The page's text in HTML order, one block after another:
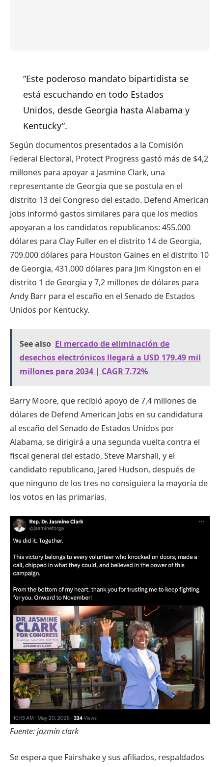
“Este poderoso mandato bipartidista se
está escuchando en todo Estados
Unidos, desde Georgia hasta Alabama y
Kentucky”.
Según documentos presentados a la Comisión
Federal Electoral, Protect Progress gastó más de $4,2
millones para apoyar a Jasmine Clark, una
representante de Georgia que se postula en el
distrito 13 del Congreso del estado. Defend American
Jobs informó gastos similares para que los medios
apoyaran a los candidatos republicanos: 455.000
dólares para Clay Fuller en el distrito 14 de Georgia,
709.000 dólares para Houston Gaines en el distrito 10
de Georgia, 431.000 dólares para Jim Kingston en el
distrito 1 de Georgia y 7,2 millones de dólares para
Andy Barr para el escaño en el Senado de Estados
Unidos por Kentucky.
See also El mercado de eliminación de
desechos electrónicos llegará a USD 179.49 mil
millones para 2034 | CAGR 7.72%
Barry Moore, que recibió apoyo de 7,4 millones de
dólares de Defend American Jobs en su candidatura
al escaño del Senado de Estados Unidos por
Alabama, se dirigirá a una segunda vuelta contra el
fiscal general del estado, Steve Marshall, y el
candidato republicano, Jared Hudson, después de
que ninguno de los tres no consiguiera la mayoría de
los votos en las primarias.
Fuente:jazmín clark
Se espera que Fairshake y sus afiliados, respaldados